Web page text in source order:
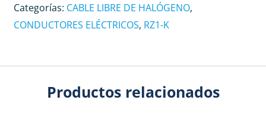
Categorías: CABLE LIBRE DE HALÓGENO,
CONDUCTORES ELÉCTRICOS, RZ1-K
Productos relacionados